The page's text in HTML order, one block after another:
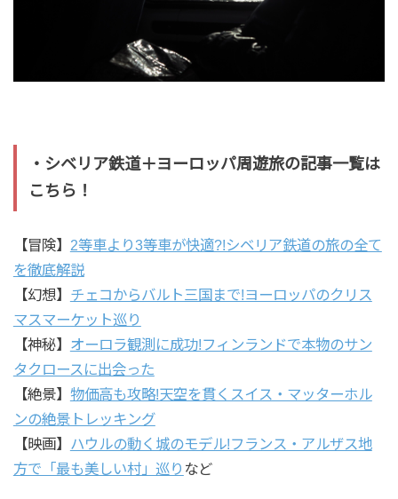
・シベリア鉄道＋ヨーロッパ周遊旅の記事一覧は
こちら！
【冒険】 2等車より3等車が快適?!シベリア鉄道の旅の全て
を徹底解説
【幻想】 チェコからバルト三国まで!ヨーロッパのクリス
マスマーケット巡り
【神秘】 オーロラ観測に成功!フィンランドで本物のサン
タクロースに出会った
【絶景】 物価高も攻略!天空を貫くスイス・マッターホル
ンの絶景トレッキング
【映画】 ハウルの動く城のモデル!フランス・アルザス地
方で「最も美しい村」巡り など